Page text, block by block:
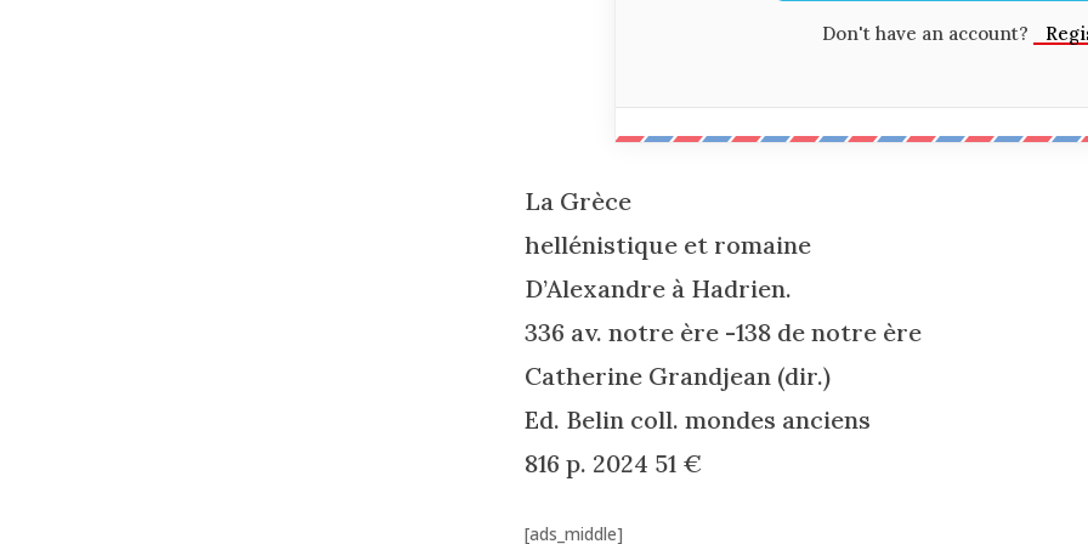
Don't have an account?
La Grèce
hellénistique et romaine
D’Alexandre à Hadrien.
336 av. notre ère -138 de notre ère
Catherine Grandjean (dir.)
Ed. Belin coll. mondes anciens
816 p. 2024 51 €
[ads_middle]